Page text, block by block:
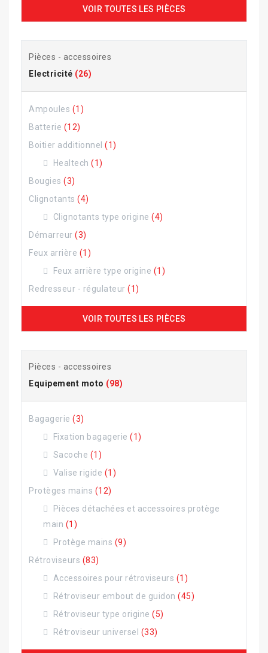
VOIR TOUTES LES PIÈCES
Pièces - accessoires
Electricité (26)
Ampoules (1)
Batterie (12)
Boitier additionnel (1)
Healtech (1)
Bougies (3)
Clignotants (4)
Clignotants type origine (4)
Démarreur (3)
Feux arrière (1)
Feux arrière type origine (1)
Redresseur - régulateur (1)
VOIR TOUTES LES PIÈCES
Pièces - accessoires
Equipement moto (98)
Bagagerie (3)
Fixation bagagerie (1)
Sacoche (1)
Valise rigide (1)
Protèges mains (12)
Pièces détachées et accessoires protège
main (1)
Protège mains (9)
Rétroviseurs (83)
Accessoires pour rétroviseurs (1)
Rétroviseur embout de guidon (45)
Rétroviseur type origine (5)
Rétroviseur universel (33)